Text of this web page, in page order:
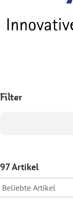
Filter
Artikel